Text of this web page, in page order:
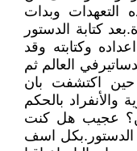
التعهدات وبدات
كتابة الدستور
وكتابته وقد
العالم ثم
حين اكتشفت بان
والأنفراد بالحكم
عجيب هل كنت
الدستور.بكل اسف